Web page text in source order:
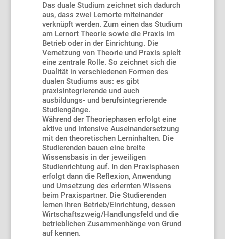
Das duale Studium zeichnet sich dadurch
aus, dass zwei Lernorte miteinander
verknüpft werden. Zum einen das Studium
am Lernort Theorie sowie die Praxis im
Betrieb oder in der Einrichtung. Die
Vernetzung von Theorie und Praxis spielt
eine zentrale Rolle. So zeichnet sich die
Dualität in verschiedenen Formen des
dualen Studiums aus: es gibt
praxisintegrierende und auch
ausbildungs- und berufsintegrierende
Studiengänge.
Während der Theoriephasen erfolgt eine
aktive und intensive Auseinandersetzung
mit den theoretischen Lerninhalten. Die
Studierenden bauen eine breite
Wissensbasis in der jeweiligen
Studienrichtung auf. In den Praxisphasen
erfolgt dann die Reflexion, Anwendung
und Umsetzung des erlernten Wissens
beim Praxispartner. Die Studierenden
lernen Ihren Betrieb/Einrichtung, dessen
Wirtschaftszweig/Handlungsfeld und die
betrieblichen Zusammenhänge von Grund
auf kennen.